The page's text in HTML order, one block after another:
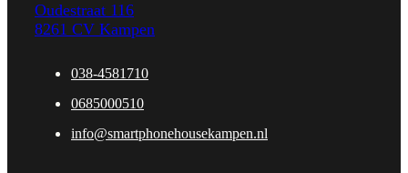
Oudestraat 116
8261 CV Kampen
038-4581710
0685000510
info@smartphonehousekampen.nl